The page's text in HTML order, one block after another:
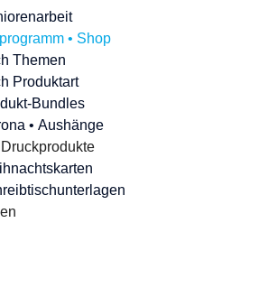
• Shop
Themen
Produktart
Bundles
• Aushänge